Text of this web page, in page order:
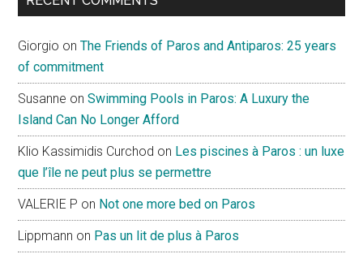
Giorgio onThe Friends of Paros and Antiparos: 25 years
of commitment
Susanne onSwimming Pools in Paros: A Luxury the
Island Can No Longer Afford
Klio Kassimidis Curchod on Les piscines à Paros : un luxe
que l’île ne peut plus se permettre
VALERIE P on Not one more bed on Paros
Lippmann on Pas un lit de plus à Paros